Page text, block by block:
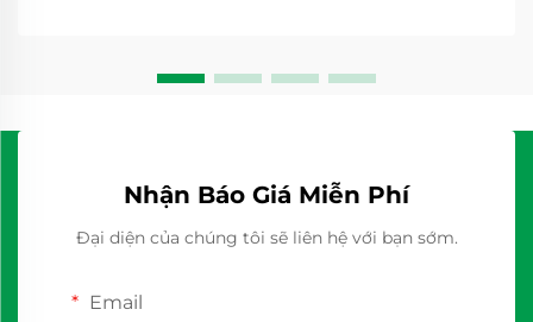
Nhận Báo Giá Miễn Phí
Đại diện của chúng tôi sẽ liên hệ với bạn sớm.
Email